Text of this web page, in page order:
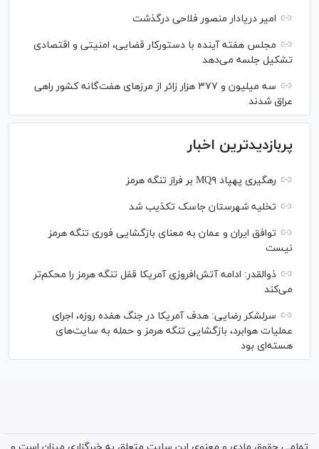
امیر دریادار منصور فلاحی درگذشت
مجلس هفته آینده با دستورکار قضایی، امنیتی و اقتصادی
تشکیل جلسه می‌دهد
سه میلیون و ۳۷۷ هزار زائر از مرز‌های هفت‌گانه کشور راهی
عراق شدند
پربازدیدترین اخبار
رهگیری پهپاد MQ۹ بر فراز تنگه هرمز
تخلیه شهرستان جاسک تکذیب شد
توافق ایران و عمان به معنای بازگشایی فوری تنگه هرمز
نیست
ذوالقدر: ادامه آتش‌افروزی آمریکا قفل تنگه هرمز را محکم‌تر
می‌کند
سرلشکر رضایی: هدف آمریکا در جنگ هفده روزه، اجرای
عملیات هوابرد، بازگشایی تنگه هرمز و حمله به سایت‌های
هسته‌ای بود